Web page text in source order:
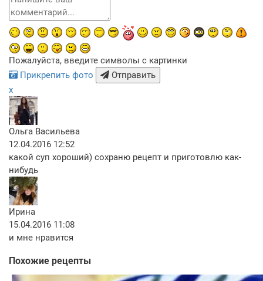
Пожалуйста, введите символы с картинки
Прикрепить фото
Отправить
x
Ольга Васильева
12.04.2016 12:52
какой суп хороший) сохраню рецепт и приготовлю как-
нибудь
Ирина
15.04.2016 11:08
и мне нравится
Похожие рецепты